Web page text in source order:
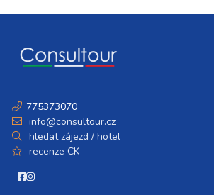
775373070
info@consultour.cz
hledat zájezd / hotel
recenze CK